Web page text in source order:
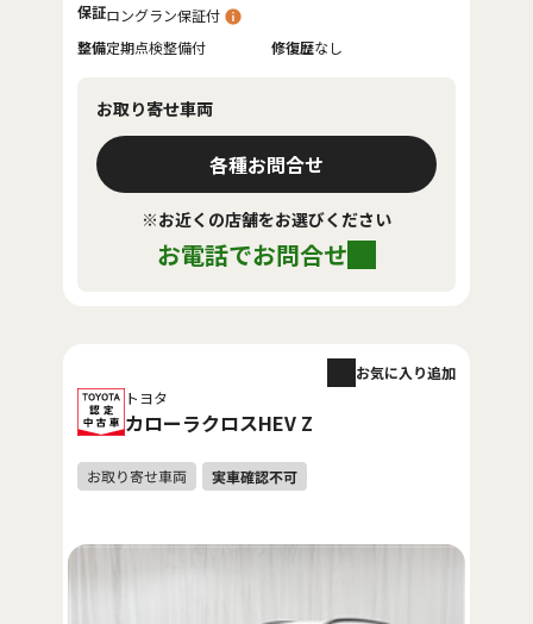
保証ロングラン保証付
整備定期点検整備付 修復歴なし
お取り寄せ車両
各種お問合せ
※お近くの店舗をお選びください
お電話でお問合せ
トヨタ
カローラクロスHEV Z
お気に入り追加